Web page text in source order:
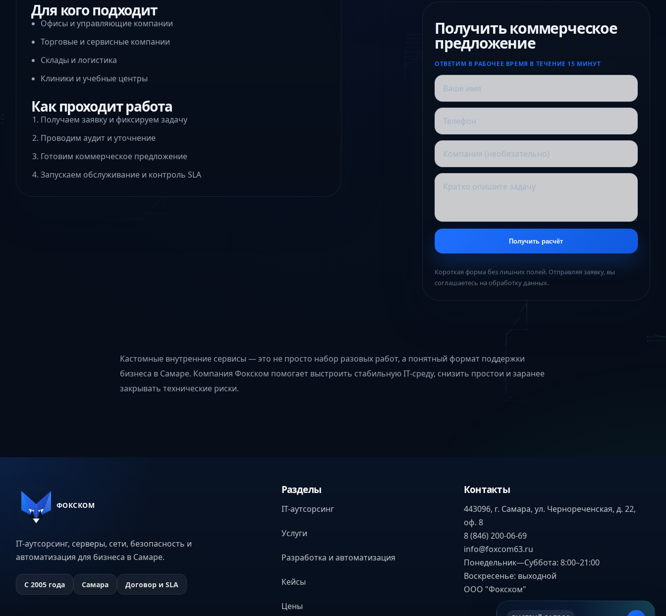
Для кого подходит
Офисы и управляющие компании
Торговые и сервисные компании
Склады и логистика
Клиники и учебные центры
Как проходит работа
Получаем заявку и фиксируем задачу
Проводим аудит и уточнение
Готовим коммерческое предложение
Запускаем обслуживание и контроль SLA
Получить коммерческое
предложение
ОТВЕТИМ В РАБОЧЕЕ ВРЕМЯ В ТЕЧЕНИЕ 15 МИНУТ
Получить расчёт
Короткая форма без лишних полей. Отправляя заявку, вы
соглашаетесь на обработку данных.
Кастомные внутренние сервисы — это не просто набор разовых работ, а понятный формат поддержки
бизнеса в Самаре. Компания Фокском помогает выстроить стабильную IT-среду, снизить простои и заранее
закрывать технические риски.
ФОКСКОМ
IT-аутсорсинг, серверы, сети, безопасность и
автоматизация для бизнеса в Самаре.
С 2005 года Самара Договор и SLA
Разделы
IT-аутсорсинг
Услуги
Разработка и автоматизация
Кейсы
Цены
Контакты
443096, г. Самара, ул. Чернореченская, д. 22,
оф. 8
8 (846) 200-06-69
info@foxcom63.ru
Понедельник—Суббота: 8:00–21:00
Воскресенье: выходной
ООО "Фокском"